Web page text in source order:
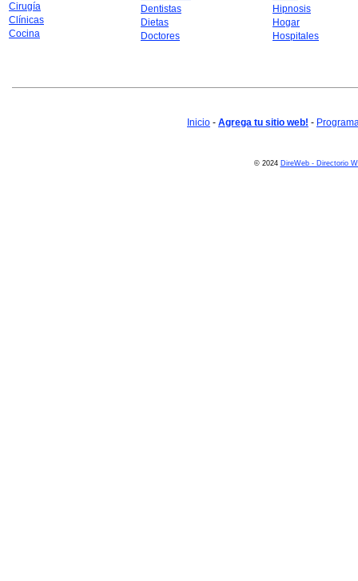
Cirugía
Clínicas
Cocina
Dentistas
Dietas
Doctores
Hipnosis
Hogar
Hospitales
Inicio - Agrega tu sitio web! -
© 2024 DireWeb - Directorio